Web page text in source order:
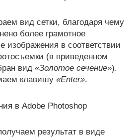
вид сетки, благодаря чему
более грамотное
изображения в соответствии
(в приведенном
вид «Золотое сечение»).
клавишу «Enter».
результат в виде